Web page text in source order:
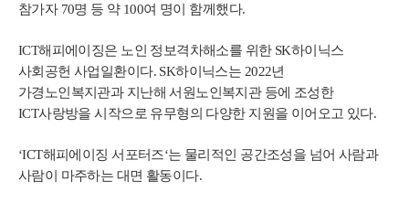
참가자 70명 등 약 100여 명이 함께했다.
ICT해피에이징은 노인 정보격차해소를 위한 SK하이닉스
사회공헌 사업일환이다. SK하이닉스는 2022년
가경노인복지관과 지난해 서원노인복지관 등에 조성한
ICT사랑방을 시작으로 유무형의 다양한 지원을 이어오고 있다.
‘ICT해피에이징 서포터즈‘는 물리적인 공간조성을 넘어 사람과
사람이 마주하는 대면 활동이다.